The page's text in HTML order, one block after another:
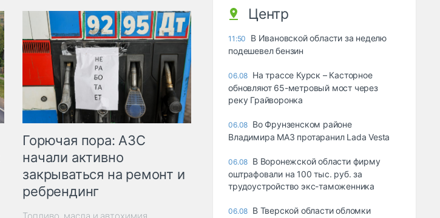
Горючая пора: АЗС
начали активно
закрываться на ремонт и
ребрендинг
Центр
11:50
В Ивановской области за неделю
подешевел бензин
06.08 На трассе Курск – Касторное
обновляют 65-метровый мост через
реку Грайворонка
06.08 Во Фрунзенском районе
Владимира МАЗ протаранил Lada Vesta
06.08 В Воронежской области фирму
оштрафовали на 100 тыс. руб. за
трудоустройство экс-таможенника
06.08 В Тверской области обломки